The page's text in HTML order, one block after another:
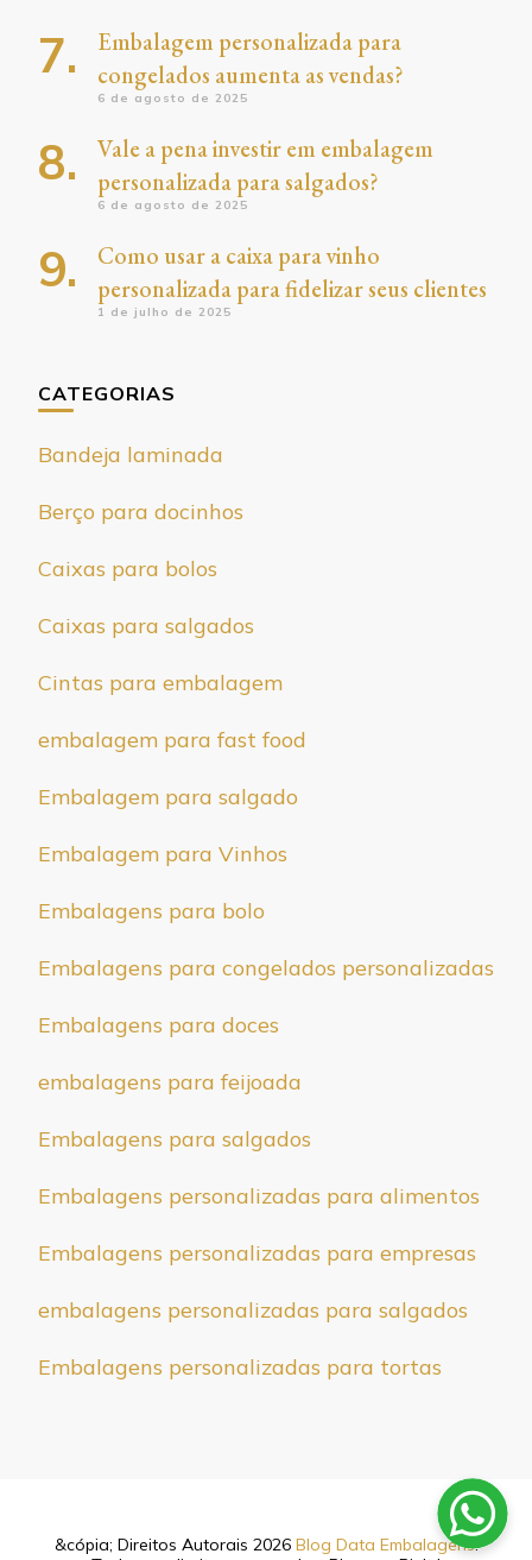
Embalagem personalizada para
congelados aumenta as vendas?
6 de agosto de 2025
Vale a pena investir em embalagem
personalizada para salgados?
6 de agosto de 2025
Como usar a caixa para vinho
personalizada para fidelizar seus clientes
1 de julho de 2025
CATEGORIAS
Bandeja laminada
Berço para docinhos
Caixas para bolos
Caixas para salgados
Cintas para embalagem
embalagem para fast food
Embalagem para salgado
Embalagem para Vinhos
Embalagens para bolo
Embalagens para congelados personalizadas
Embalagens para doces
embalagens para feijoada
Embalagens para salgados
Embalagens personalizadas para alimentos
Embalagens personalizadas para empresas
embalagens personalizadas para salgados
Embalagens personalizadas para tortas
&cópia; Direitos Autorais 2026 Blog Data Embalagens.